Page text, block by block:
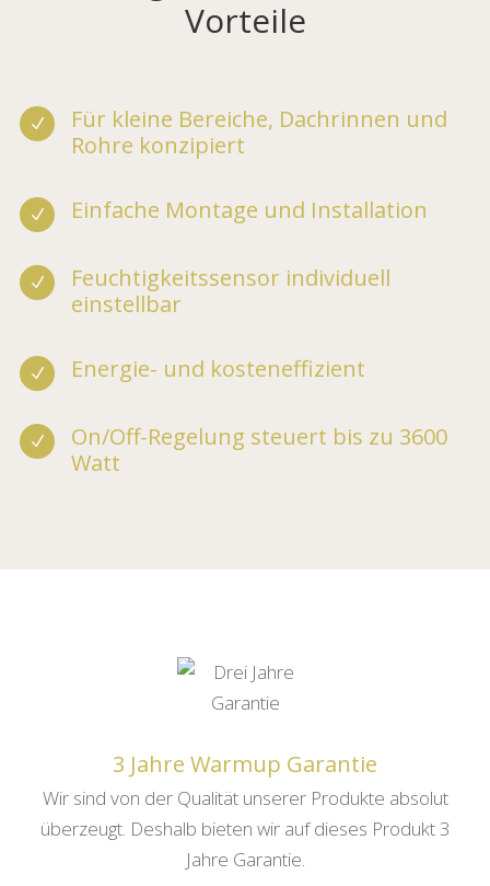
Vorteile
N
Für kleine Bereiche, Dachrinnen und
Rohre konzipiert
N Einfache Montage und Installation
N
Feuchtigkeitssensor individuell
einstellbar
N Energie- und kosteneffizient
N
On/Off-Regelung steuert bis zu 3600
Watt
3 Jahre Warmup Garantie
Wir sind von der Qualität unserer Produkte absolut
überzeugt. Deshalb bieten wir auf dieses Produkt 3
Jahre Garantie.